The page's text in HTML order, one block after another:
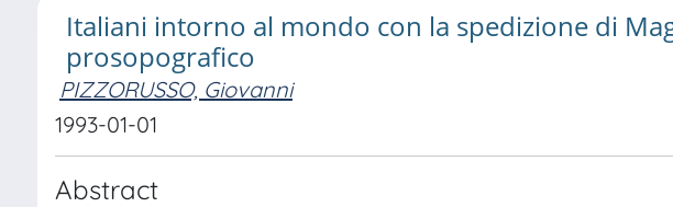
Italiani intorno al mondo con la spedizione di
prosopografico
PIZZORUSSO, Giovanni
1993-01-01
Abstract